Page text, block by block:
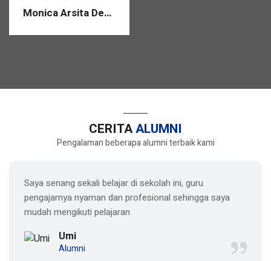
Monica Arsita Dewi,
CERITAALUMNI
Pengalaman beberapa alumni terbaik kami
Saya senang sekali belajar di sekolah ini, guru
pengajarnya nyaman dan profesional sehingga saya
mudah mengikuti pelajaran
Umi
Alumni